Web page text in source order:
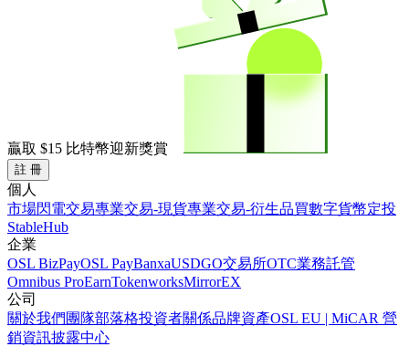
贏取 $15 比特幣迎新獎賞
註 冊
個人
市場閃電交易專業交易-現貨專業交易-衍生品買數字貨幣定投
StableHub
企業
OSL BizPayOSL PayBanxaUSDGO交易所OTC業務託管
Omnibus ProEarnTokenworksMirrorEX
公司
關於我們 團隊部落格投資者關係品牌資產OSL EU | MiCAR 營
銷資訊披露中心